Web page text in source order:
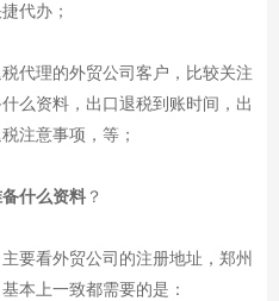
代办；
代理的外贸公司客户，比较关注
么资料，出口退税到账时间，出
注意事项，等；
什么资料 ？
要看外贸公司的注册地址，郑州
本上一致都需要的是：